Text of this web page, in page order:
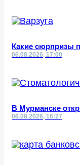
Какие сюрпризы
06.08.2026, 17:00
В Мурманске
06.08.2026, 16:27